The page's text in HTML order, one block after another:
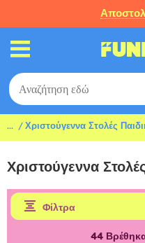
... Χριστούγεννα Στολές
Χριστούγεννα
Φίλτρα
44